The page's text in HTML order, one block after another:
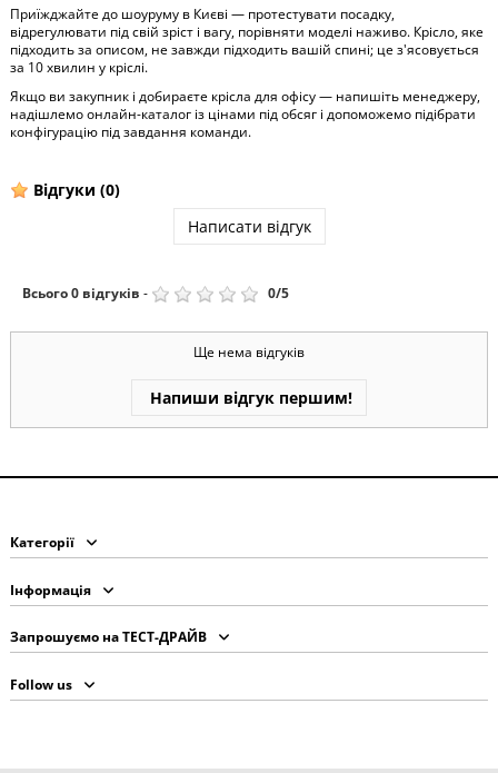
Приїжджайте до шоуруму в Києві — протестувати посадку,
відрегулювати під свій зріст і вагу, порівняти моделі наживо. Крісло, яке
підходить за описом, не завжди підходить вашій спині; це з'ясовується
за 10 хвилин у кріслі.
Якщо ви закупник і добираєте крісла для офісу — напишіть менеджеру,
надішлемо онлайн-каталог із цінами під обсяг і допоможемо підібрати
конфігурацію під завдання команди.
Відгуки (0)
Написати відгук
Всього0 відгуків - 0/5
Ще нема відгуків
Напиши відгук першим!
Категорії
Інформація
Запрошуємо на ТЕСТ-ДРАЙВ
Follow us